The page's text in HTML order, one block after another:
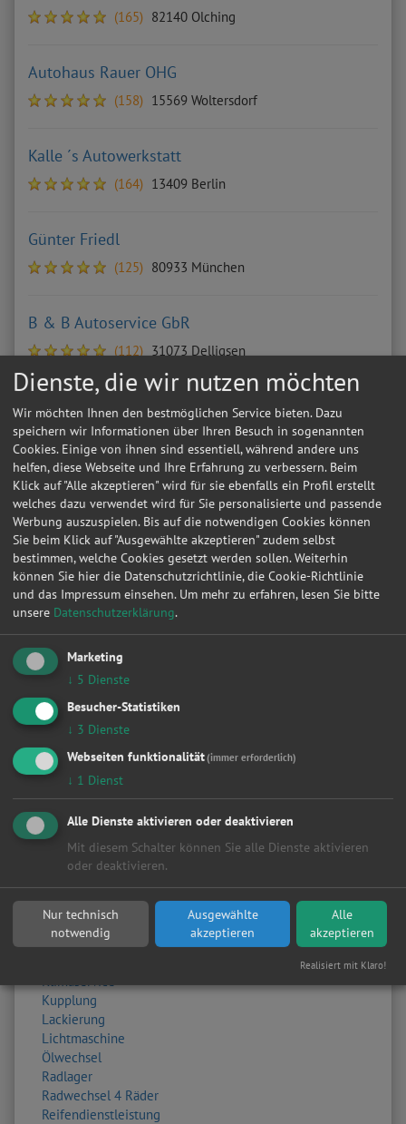
(165) 82140 Olching
Autohaus Rauer OHG
(158) 15569 Woltersdorf
Kalle ´s Autowerkstatt
(164) 13409 Berlin
Günter Friedl
(125) 80933 München
B & B Autoservice GbR
(112) 31073 Delligsen
REIFEN-CENTER GRÖBENZELL GmbH
(115) 82194 Gröbenzell
KFZ Werkstatt und Handel Tewel UG
(102) 29643 Neuenkirchen
1 2 3 4 5 6 7 8 9 10 »
Werkstattleistungen
Alle
Achsvermessung
Anhängerkupplung
Anlasser
Auspuff
Autobatterie
Bremsen
Fahrwerk & Stoßdämpfer
Getriebe
HU/AU Benzin
HU/AU Diesel
Inspektion
Karosserie
Keilriemen
Klimaservice
Kupplung
Lackierung
Lichtmaschine
Ölwechsel
Radlager
Radwechsel 4 Räder
Reifendienstleistung
Dienste, die wir nutzen möchten
Wir möchten Ihnen den bestmöglichen Service bieten. Dazu
speichern wir Informationen über Ihren Besuch in sogenannten
Cookies. Einige von ihnen sind essentiell, während andere uns
helfen, diese Webseite und Ihre Erfahrung zu verbessern. Beim
Klick auf "Alle akzeptieren" wird für sie ebenfalls ein Profil erstellt
welches dazu verwendet wird für Sie personalisierte und passende
Werbung auszuspielen. Bis auf die notwendigen Cookies können
Sie beim Klick auf "Ausgewählte akzeptieren" zudem selbst
bestimmen, welche Cookies gesetzt werden sollen. Weiterhin
können Sie hier die Datenschutzrichtlinie, die Cookie-Richtlinie
und das Impressum einsehen. Um mehr zu erfahren, lesen Sie bitte
unsere Datenschutzerklärung.
Marketing
↓ 5 Dienste
Besucher-Statistiken
↓ 3 Dienste
Webseiten funktionalität(immer erforderlich)
↓ 1 Dienst
Alle Dienste aktivieren oder deaktivieren
Mit diesem Schalter können Sie alle Dienste aktivieren
oder deaktivieren.
Nur technisch
notwendig
Ausgewählte
akzeptieren
Alle
akzeptieren
Realisiert mit Klaro!